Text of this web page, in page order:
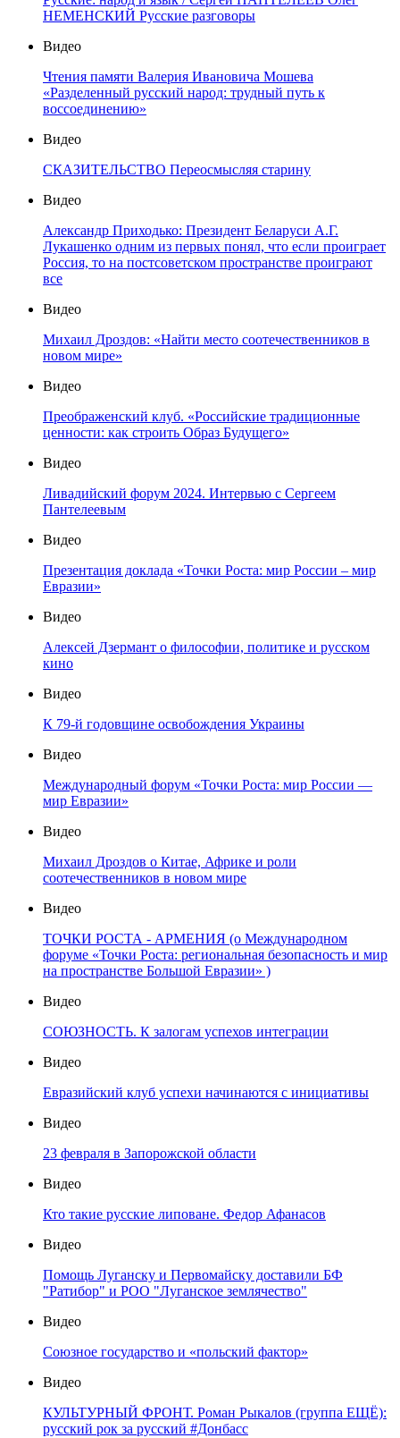
НЕМЕНСКИЙ Русские разговоры
Видео
Чтения памяти Валерия Ивановича Мошева
«Разделенный русский народ: трудный путь к
воссоединению»
Видео
СКАЗИТЕЛЬСТВО Переосмысляя старину
Видео
Александр Приходько: Президент Беларуси А.Г.
Лукашенко одним из первых понял, что если проиграет
Россия, то на постсоветском пространстве проиграют
все
Видео
Михаил Дроздов: «Найти место соотечественников в
новом мире»
Видео
Преображенский клуб. «Российские традиционные
ценности: как строить Образ Будущего»
Видео
Ливадийский форум 2024. Интервью с Сергеем
Пантелеевым
Видео
Презентация доклада «Точки Роста: мир России – мир
Евразии»
Видео
Алексей Дзермант о философии, политике и русском
кино
Видео
К 79-й годовщине освобождения Украины
Видео
Международный форум «Точки Роста: мир России —
мир Евразии»
Видео
Михаил Дроздов о Китае, Африке и роли
соотечественников в новом мире
Видео
ТОЧКИ РОСТА - АРМЕНИЯ (о Международном
форуме «Точки Роста: региональная безопасность и мир
на пространстве Большой Евразии» )
Видео
СОЮЗНОСТЬ. К залогам успехов интеграции
Видео
Евразийский клуб успехи начинаются с инициативы
Видео
23 февраля в Запорожской области
Видео
Кто такие русские липоване. Федор Афанасов
Видео
Помощь Луганску и Первомайску доставили БФ
"Ратибор" и РОО "Луганское землячество"
Видео
Союзное государство и «польский фактор»
Видео
КУЛЬТУРНЫЙ ФРОНТ. Роман Рыкалов (группа ЕЩЁ):
русский рок за русский #Донбасс